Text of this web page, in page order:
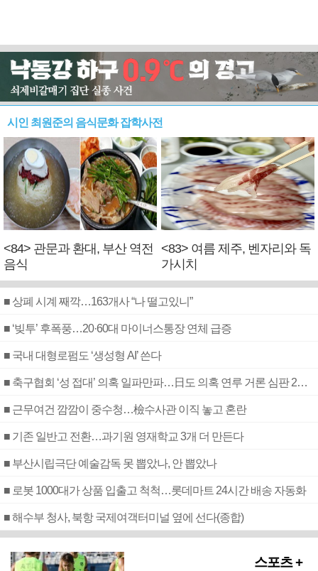
시인 최원준의 음식문화 잡학사전
<84> 관문과 환대, 부산 역전
음식
<83> 여름 제주, 벤자리와 독
가시치
■ 상폐 시계 째깍…163개사 “나 떨고있니”
■ ‘빚투’ 후폭풍…20·60대 마이너스통장 연체 급증
■ 국내 대형로펌도 ‘생성형 AI’ 쓴다
■ 축구협회 ‘성 접대’ 의혹 일파만파…日도 의혹 연루 거론 심판 2명 조사
■ 근무여건 깜깜이 중수청…檢수사관 이직 놓고 혼란
■ 기존 일반고 전환…과기원 영재학교 3개 더 만든다
■ 부산시립극단 예술감독 못 뽑았나, 안 뽑았나
■ 로봇 1000대가 상품 입출고 척척…롯데마트 24시간 배송 자동화
■ 해수부 청사, 북항 국제여객터미널 옆에 선다(종합)
스포츠 +